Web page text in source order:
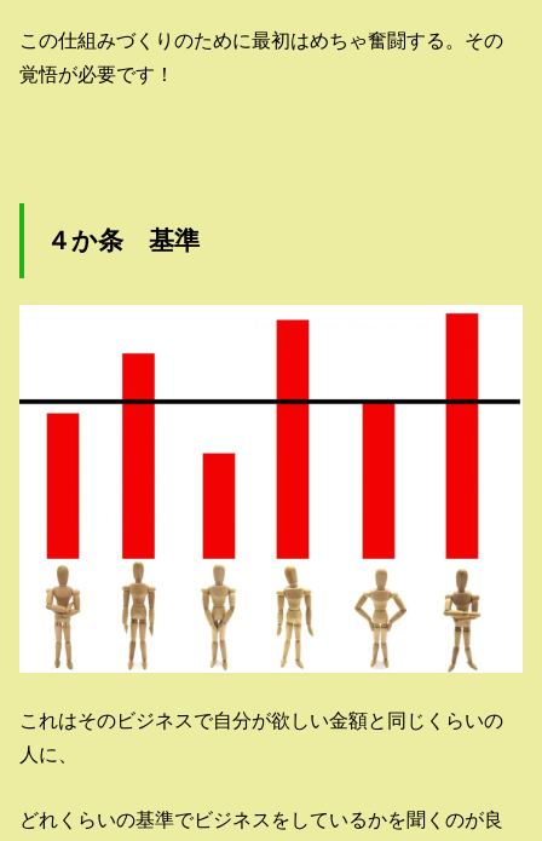
この仕組みづくりのために最初はめちゃ奮闘する。その
覚悟が必要です！
４か条 基準
これはそのビジネスで自分が欲しい金額と同じくらいの
人に、
どれくらいの基準でビジネスをしているかを聞くのが良